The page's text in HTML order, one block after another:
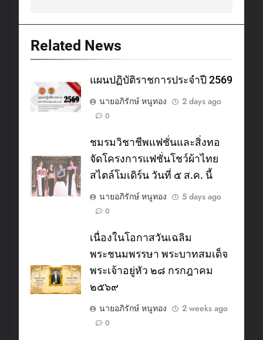
Related News
แผนปฏิบัติราชการประจำปี 2569
นายอภิรักษ์ หนูทอง
2 days ago
0
ชมรมวิชาชีพแฟชั่นและสิ่งทอ
จัดโครงการแฟชั่นโชว์ผ้าไทย
สไตล์โมเดิร์น วันที่ ๕ ส.ค. นี้
นายอภิรักษ์ หนูทอง
5 days ago
0
เนื่องในโอกาสวันเฉลิม
พระชนมพรรษา พระบาทสมเด็จ
พระเจ้าอยู่หัว ๒๘ กรกฎาคม
๒๕๖๙
นายอภิรักษ์ หนูทอง
2 weeks ago
0